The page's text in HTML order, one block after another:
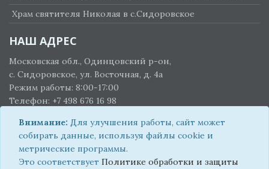
Храм святителя Николая в с.Сидоровское
НАШ АДРЕС
Московская обл., Одинцовский р-он,
с. Сидоровское, ул. Восточная, д. 4а
Режим работы: 8:00-17:00
Телефон: +7 498 676 16 98
Политика конфиденциальности
Внимание: Для улучшения работы, сайт может
собирать данные, используя файлы cookie и
метрические программы.
Это соответствует Политике обработки и защиты